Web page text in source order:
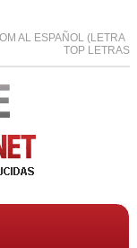
AL ESPAÑOL (LETRA
TOP LETRAS